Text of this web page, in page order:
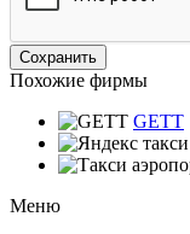
Похожие фирмы
GETT
Меню